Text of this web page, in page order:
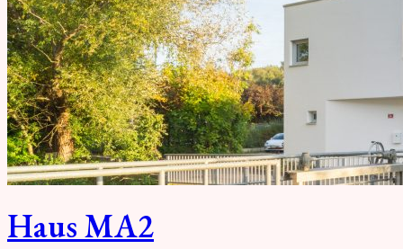
Haus MA2